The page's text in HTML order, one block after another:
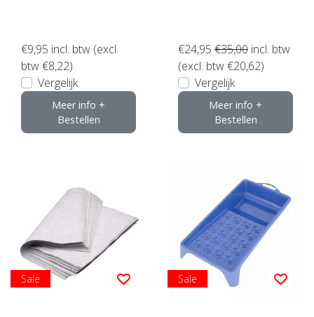
€9,95 incl. btw (excl.
btw €8,22)
Vergelijk
Meer info +
Bestellen
€24,95 €35,00 incl. btw
(excl. btw €20,62)
Vergelijk
Meer info +
Bestellen
Sale Sale